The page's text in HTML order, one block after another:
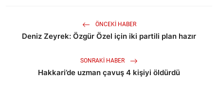
ÖNCEKI HABER
Deniz Zeyrek: Özgür Özel için iki partili plan hazır
SONRAKI HABER
Hakkari’de uzman çavuş 4 kişiyi öldürdü